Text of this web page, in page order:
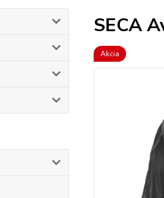
SECA
Akcia